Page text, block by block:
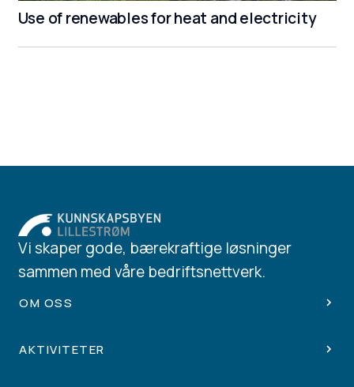
Use of renewables for heat and electricity
Vi skaper gode, bærekraftige løsninger
sammen med våre bedriftsnettverk.
OM OSS
AKTIVITETER